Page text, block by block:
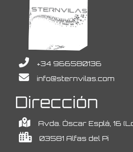
+34 966580136
info@sternvilas.com
Dirección
Avda. Óscar Esplá, 16
03581 Alfas del Pi